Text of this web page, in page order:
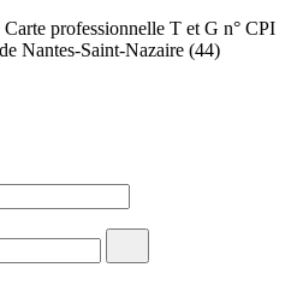
professionnelle T et G n° CPI
Nantes-Saint-Nazaire (44)